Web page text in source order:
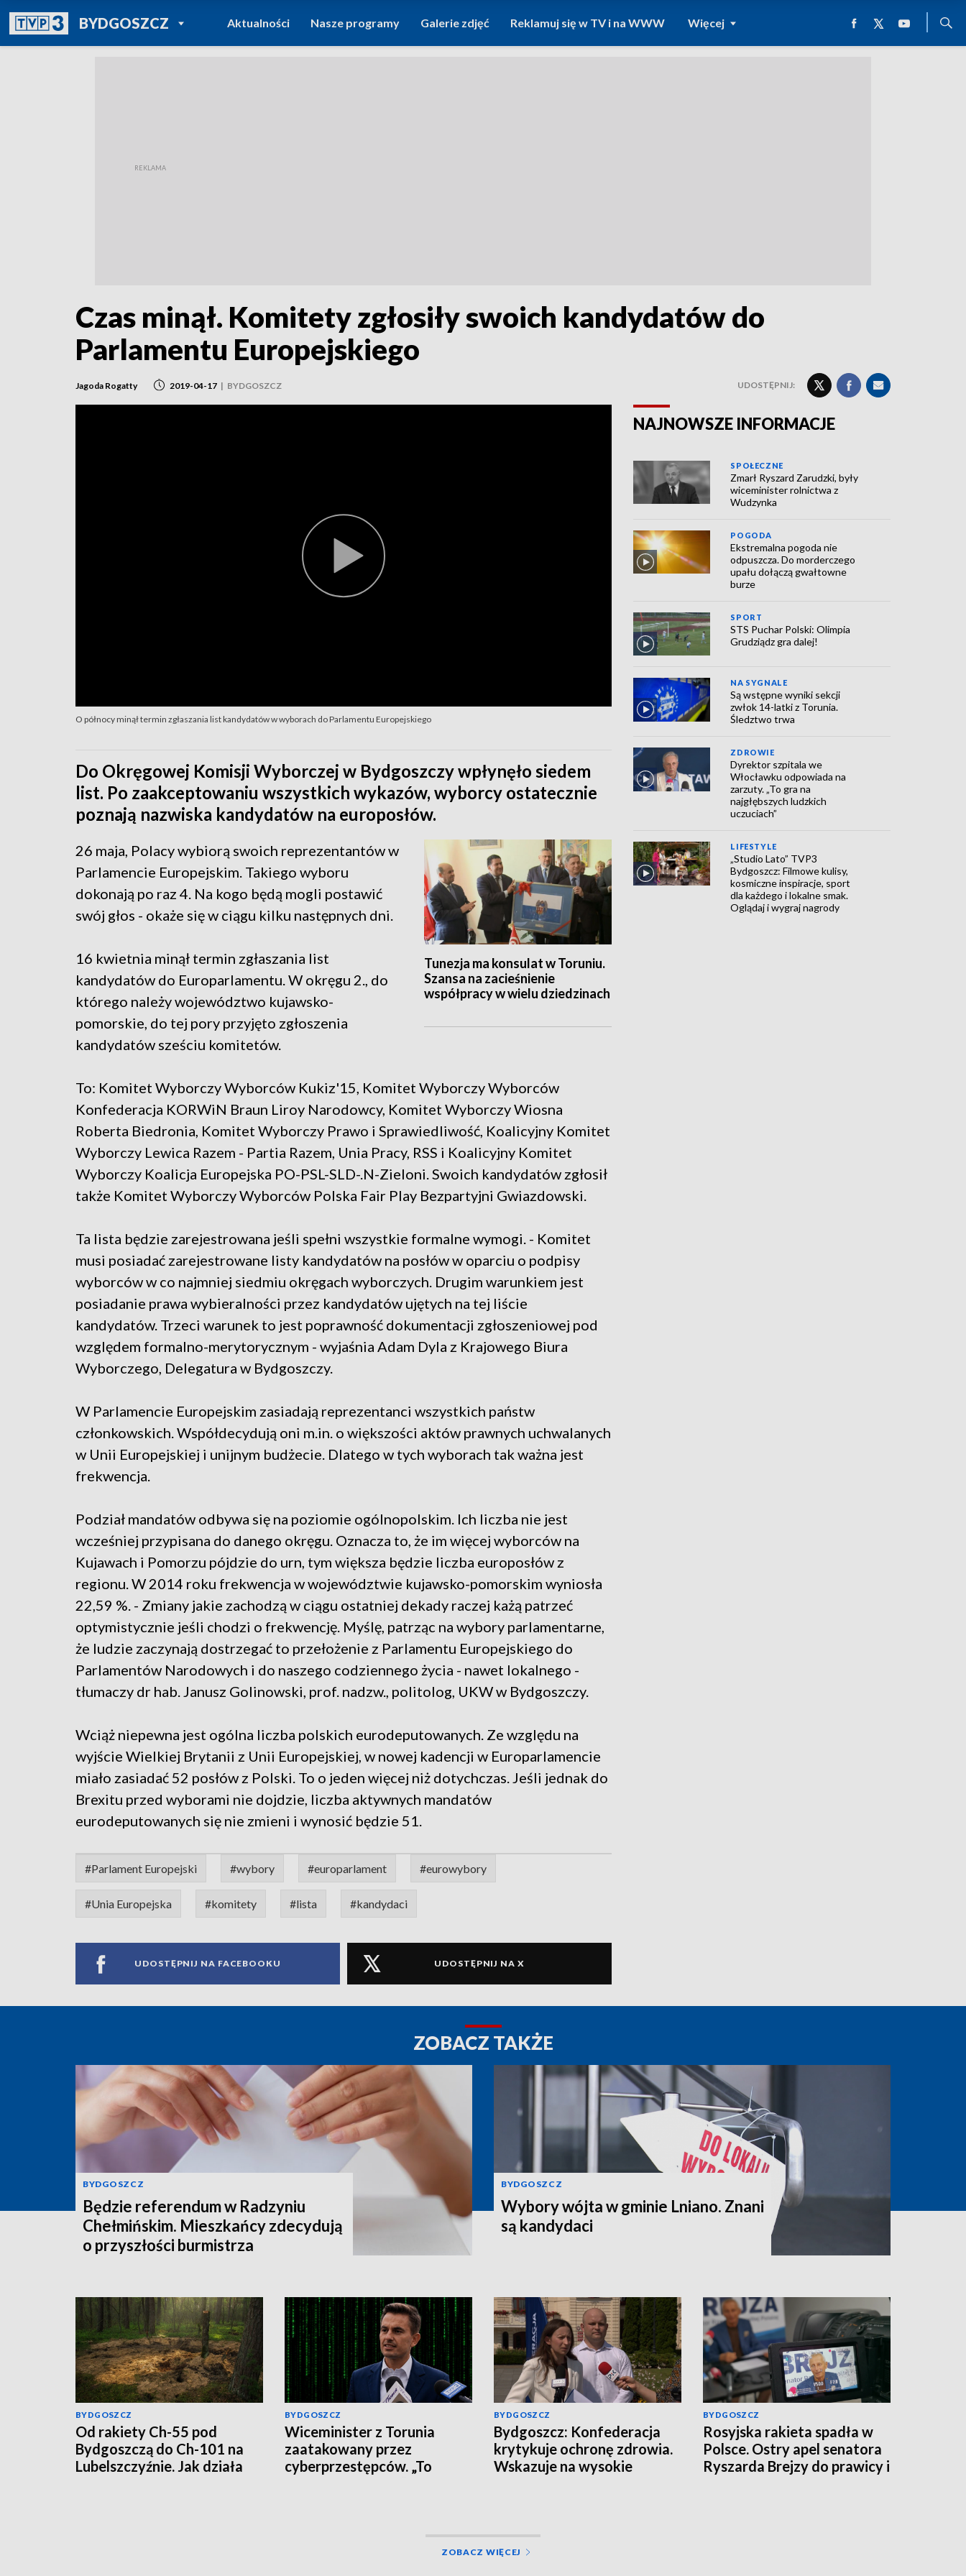
BYDGOSZCZPOWRÓT DO
TVP REGIONY
Aktualności Nasze programy Galerie zdjęć Reklamuj się w TV i na WWW Więcej
Czas minął. Komitety zgłosiły swoich kandydatów do
Parlamentu Europejskiego
Jagoda Rogatty 2019-04-17 | BYDGOSZCZ UDOSTĘPNIJ:
O północy minął termin zgłaszania list kandydatów w wyborach do Parlamentu Europejskiego
Do Okręgowej Komisji Wyborczej w Bydgoszczy wpłynęło siedem
list. Po zaakceptowaniu wszystkich wykazów, wyborcy ostatecznie
poznają nazwiska kandydatów na europosłów.
Tunezja ma konsulat w Toruniu.
Szansa na zacieśnienie
współpracy w wielu dziedzinach
26 maja, Polacy wybiorą swoich reprezentantów w
Parlamencie Europejskim. Takiego wyboru
dokonają po raz 4. Na kogo będą mogli postawić
swój głos - okaże się w ciągu kilku następnych dni.
16 kwietnia minął termin zgłaszania list
kandydatów do Europarlamentu. W okręgu 2., do
którego należy województwo kujawsko-
pomorskie, do tej pory przyjęto zgłoszenia
kandydatów sześciu komitetów.
To: Komitet Wyborczy Wyborców Kukiz'15, Komitet Wyborczy Wyborców
Konfederacja KORWiN Braun Liroy Narodowcy, Komitet Wyborczy Wiosna
Roberta Biedronia, Komitet Wyborczy Prawo i Sprawiedliwość, Koalicyjny Komitet
Wyborczy Lewica Razem - Partia Razem, Unia Pracy, RSS i Koalicyjny Komitet
Wyborczy Koalicja Europejska PO-PSL-SLD-.N-Zieloni. Swoich kandydatów zgłosił
także Komitet Wyborczy Wyborców Polska Fair Play Bezpartyjni Gwiazdowski.
Ta lista będzie zarejestrowana jeśli spełni wszystkie formalne wymogi. - Komitet
musi posiadać zarejestrowane listy kandydatów na posłów w oparciu o podpisy
wyborców w co najmniej siedmiu okręgach wyborczych. Drugim warunkiem jest
posiadanie prawa wybieralności przez kandydatów ujętych na tej liście
kandydatów. Trzeci warunek to jest poprawność dokumentacji zgłoszeniowej pod
względem formalno-merytorycznym - wyjaśnia Adam Dyla z Krajowego Biura
Wyborczego, Delegatura w Bydgoszczy.
W Parlamencie Europejskim zasiadają reprezentanci wszystkich państw
członkowskich. Współdecydują oni m.in. o większości aktów prawnych uchwalanych
w Unii Europejskiej i unijnym budżecie. Dlatego w tych wyborach tak ważna jest
frekwencja.
Podział mandatów odbywa się na poziomie ogólnopolskim. Ich liczba nie jest
wcześniej przypisana do danego okręgu. Oznacza to, że im więcej wyborców na
Kujawach i Pomorzu pójdzie do urn, tym większa będzie liczba europosłów z
regionu. W 2014 roku frekwencja w województwie kujawsko-pomorskim wyniosła
22,59 %. - Zmiany jakie zachodzą w ciągu ostatniej dekady raczej każą patrzeć
optymistycznie jeśli chodzi o frekwencję. Myślę, patrząc na wybory parlamentarne,
że ludzie zaczynają dostrzegać to przełożenie z Parlamentu Europejskiego do
Parlamentów Narodowych i do naszego codziennego życia - nawet lokalnego -
tłumaczy dr hab. Janusz Golinowski, prof. nadzw., politolog, UKW w Bydgoszczy.
Wciąż niepewna jest ogólna liczba polskich eurodeputowanych. Ze względu na
wyjście Wielkiej Brytanii z Unii Europejskiej, w nowej kadencji w Europarlamencie
miało zasiadać 52 posłów z Polski. To o jeden więcej niż dotychczas. Jeśli jednak do
Brexitu przed wyborami nie dojdzie, liczba aktywnych mandatów
eurodeputowanych się nie zmieni i wynosić będzie 51.
#Parlament Europejski #wybory #europarlament #eurowybory
#Unia Europejska #komitety #lista #kandydaci
UDOSTĘPNIJ NA FACEBOOKU UDOSTĘPNIJ NA X
NAJNOWSZE INFORMACJE
SPOŁECZNE
Zmarł Ryszard Zarudzki, były
wiceminister rolnictwa z
Wudzynka
POGODA
Ekstremalna pogoda nie
odpuszcza. Do morderczego
upału dołączą gwałtowne
burze
SPORT
STS Puchar Polski: Olimpia
Grudziądz gra dalej!
NA SYGNALE
Są wstępne wyniki sekcji
zwłok 14-latki z Torunia.
Śledztwo trwa
ZDROWIE
Dyrektor szpitala we
Włocławku odpowiada na
zarzuty. „To gra na
najgłębszych ludzkich
uczuciach”
LIFESTYLE
„Studio Lato” TVP3
Bydgoszcz: Filmowe kulisy,
kosmiczne inspiracje, sport
dla każdego i lokalne smak.
Oglądaj i wygraj nagrody
ZOBACZ TAKŻE
BYDGOSZCZ
Będzie referendum w Radzyniu
Chełmińskim. Mieszkańcy zdecydują
o przyszłości burmistrza
BYDGOSZCZ
Wybory wójta w gminie Lniano. Znani
są kandydaci
BYDGOSZCZ
Od rakiety Ch-55 pod
Bydgoszczą do Ch-101 na
Lubelszczyźnie. Jak działa
BYDGOSZCZ
Wiceminister z Torunia
zaatakowany przez
cyberprzestępców. „To
BYDGOSZCZ
Bydgoszcz: Konfederacja
krytykuje ochronę zdrowia.
Wskazuje na wysokie
BYDGOSZCZ
Rosyjska rakieta spadła w
Polsce. Ostry apel senatora
Ryszarda Brejzy do prawicy i
ZOBACZ WIĘCEJ